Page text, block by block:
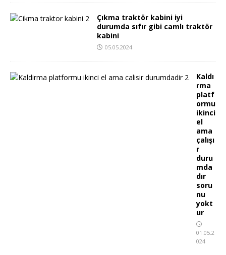
Çıkma traktör kabini iyi
durumda sıfır gibi camlı traktör
kabini
05.05.2024
Kaldı
rma
platf
ormu
ikinci
el
ama
çalışı
r
duru
mda
dır
soru
nu
yokt
ur
01.05.2
024